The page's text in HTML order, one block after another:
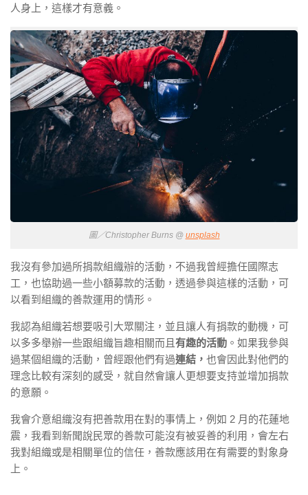
人身上，這樣才有意義。
圖／Christopher Burns @ unsplash
我沒有參加過所捐款組織辦的活動，不過我曾經擔任國際志
工，也協助過一些小額募款的活動，透過參與這樣的活動，可
以看到組織的善款運用的情形。
我認為組織若想要吸引大眾關注，並且讓人有捐款的動機，可
以多多舉辦一些跟組織旨趣相關而且 有趣的活動 。如果我參與
過某個組織的活動，曾經跟他們有過連結， 也會因此對他們的
理念比較有深刻的感受，就自然會讓人更想要支持並增加捐款
的意願。
我會介意組織沒有把善款用在對的事情上，例如 2 月的花蓮地
震，我看到新聞說民眾的善款可能沒有被妥善的利用，會左右
我對組織或是相關單位的信任，善款應該用在有需要的對象身
上。